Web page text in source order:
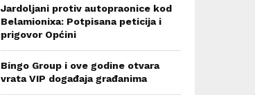
Jardoljani protiv autopraonice kod
Belamionixa: Potpisana peticija i
prigovor Općini
Bingo Group i ove godine otvara
vrata VIP događaja građanima